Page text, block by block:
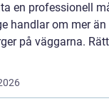
en professionell
handlar om mer
på väggarna.